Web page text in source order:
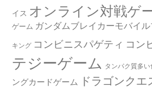
イス オンライン対戦ゲ
ゲーム ガンダムブレイカーモバイ
キング コンビニスパゲティ コン
テジーゲーム
タンパク質多い
ングカードゲーム
ドラゴンク